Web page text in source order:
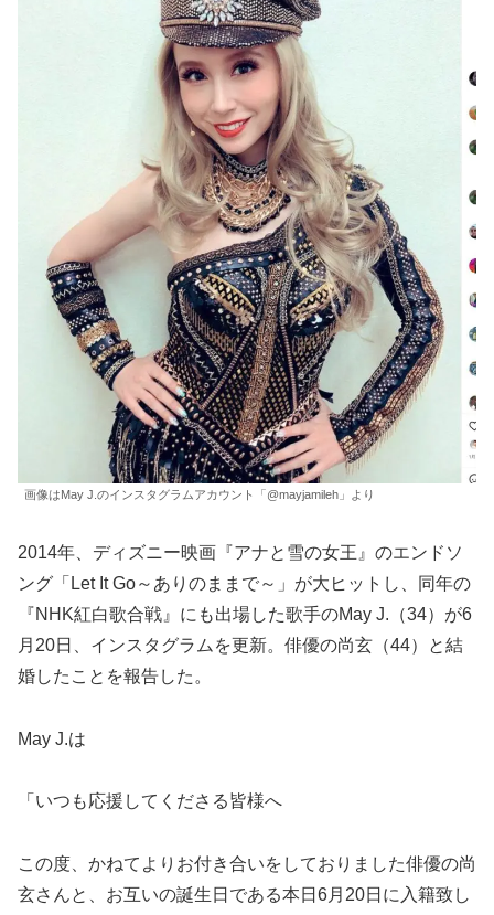
画像はMay J.のインスタグラムアカウント「@mayjamileh」より
2014年、ディズニー映画『アナと雪の女王』のエンドソ
ング「Let It Go～ありのままで～」が大ヒットし、同年の
『NHK紅白歌合戦』にも出場した歌手のMay J.（34）が6
月20日、インスタグラムを更新。俳優の尚玄（44）と結
婚したことを報告した。
May J.は
「いつも応援してくださる皆様へ
この度、かねてよりお付き合いをしておりました俳優の尚
玄さんと、お互いの誕生日である本日6月20日に入籍致し